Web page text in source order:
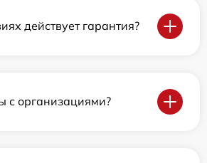
действует гарантия?
с организациями?